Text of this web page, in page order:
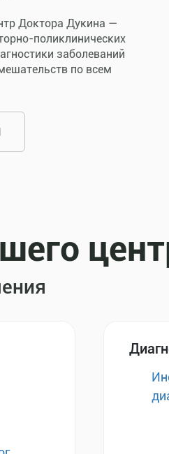
Доктора Дукина —
поликлинических
заболеваний
по всем